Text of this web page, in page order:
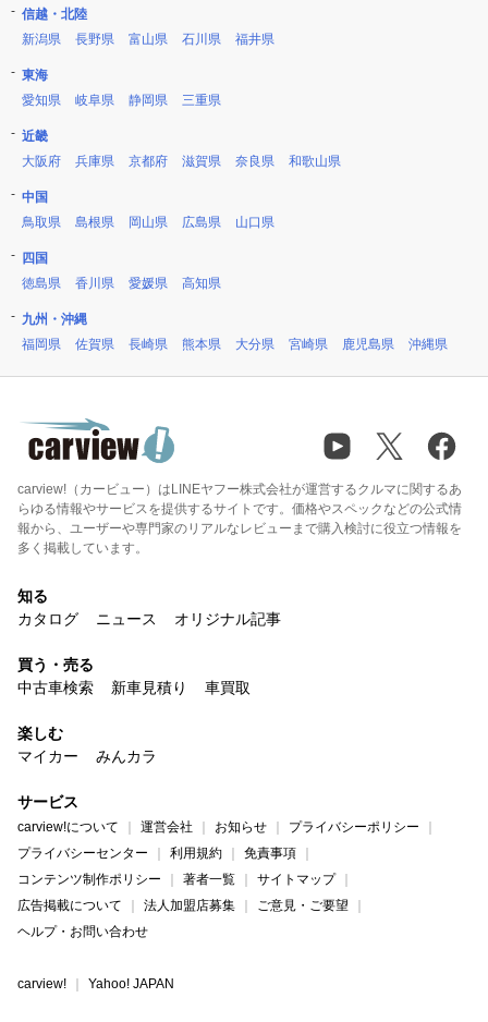
信越・北陸
新潟県
長野県 富山県 石川県 福井県
東海
愛知県
岐阜県 静岡県 三重県
近畿
大阪府
兵庫県 京都府 滋賀県 奈良県 和歌山県
中国
鳥取県
島根県 岡山県 広島県 山口県
四国
徳島県
香川県 愛媛県 高知県
九州・沖縄
福岡県
佐賀県 長崎県 熊本県 大分県 宮崎県 鹿児島県 沖縄県
carview!（カービュー）はLINEヤフー株式会社が運営するクルマに関するあ
らゆる情報やサービスを提供するサイトです。価格やスペックなどの公式情
報から、ユーザーや専門家のリアルなレビューまで購入検討に役立つ情報を
多く掲載しています。
知る
カタログ
ニュース オリジナル記事
買う・売る
中古車検索
新車見積り 車買取
楽しむ
マイカー
みんカラ
サービス
carview!について 運営会社 お知らせ
プライバシーポリシー
プライバシーセンター
利用規約
免責事項
コンテンツ制作ポリシー
著者一覧
サイトマップ
広告掲載について
法人加盟店募集
ご意見・ご要望
ヘルプ・お問い合わせ
carview! Yahoo! JAPAN